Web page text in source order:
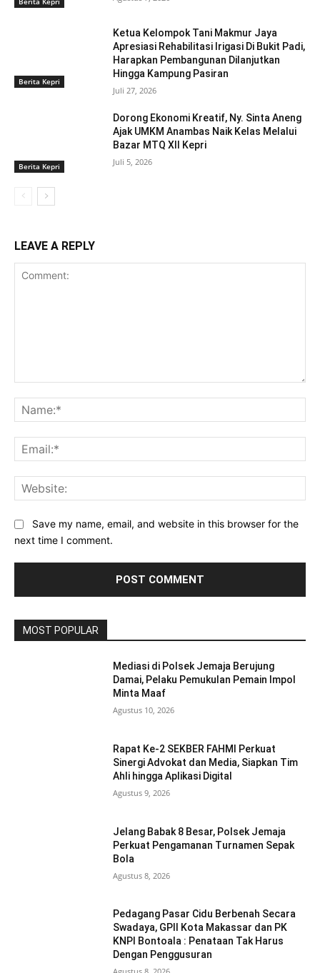
Berita Kepri
Ketua Kelompok Tani Makmur Jaya
Apresiasi Rehabilitasi Irigasi Di Bukit Padi,
Harapkan Pembangunan Dilanjutkan
Hingga Kampung Pasiran ‎
Juli 27, 2026
Berita Kepri
Dorong Ekonomi Kreatif, Ny. Sinta Aneng
‎Ajak UMKM Anambas Naik Kelas Melalui
Bazar MTQ XII Kepri
Juli 5, 2026
LEAVE A REPLY
Save my name, email, and website in this browser for the
next time I comment.
MOST POPULAR
Mediasi di Polsek Jemaja Berujung
Damai, Pelaku Pemukulan Pemain Impol
Minta Maaf
Agustus 10, 2026
Rapat Ke-2 SEKBER FAHMI Perkuat
Sinergi Advokat dan Media, Siapkan Tim
Ahli hingga Aplikasi Digital
Agustus 9, 2026
Jelang Babak 8 Besar, Polsek Jemaja
Perkuat Pengamanan Turnamen Sepak
Bola
Agustus 8, 2026
Pedagang Pasar Cidu Berbenah Secara
Swadaya, GPII Kota Makassar dan PK
KNPI Bontoala : Penataan Tak Harus
Dengan Penggusuran